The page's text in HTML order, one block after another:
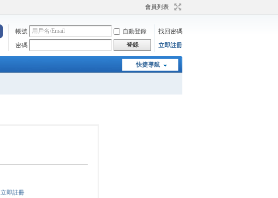
會員列表
帳號 自動登錄
找回密碼
密碼
登錄 立即註冊
快捷導航
立即註冊